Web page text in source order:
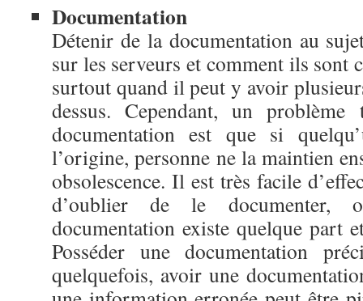
Documentation
Détenir de la documentation au
sur les serveurs et comment ils sont
surtout quand il peut y avoir
dessus. Cependant, un
documentation est que si
l’origine, personne ne la maintien
obsolescence. Il est très facile
d’oublier de le documenter,
documentation existe quelque part
Posséder une documentation
quelquefois, avoir une